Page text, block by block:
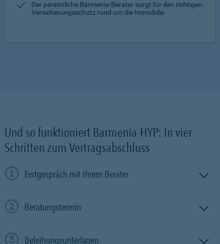
Der persönliche Barmenia-Berater sorgt für den richtigen
Versicherungsschutz rund um die Immobilie.
Und so funktioniert Barmenia-HYP: In vier
Schritten zum Vertragsabschluss
Erstgespräch mit Ihrem Berater
Beratungstermin
Beleihungsunterlagen